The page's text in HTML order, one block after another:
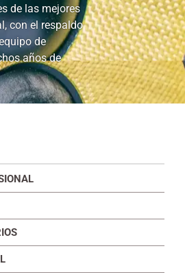
de las mejores
con el respaldo
de
años de